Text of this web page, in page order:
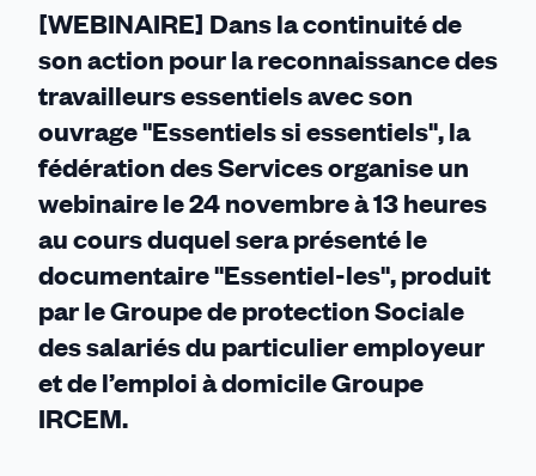
social"
[WEBINAIRE] Dans la continuité de
son action pour la reconnaissance des
travailleurs essentiels avec son
ouvrage "Essentiels si essentiels", la
fédération des Services organise un
webinaire le 24 novembre à 13 heures
au cours duquel sera présenté le
documentaire "Essentiel-les", produit
par le Groupe de protection Sociale
des salariés du particulier employeur
et de l’emploi à domicile Groupe
IRCEM.